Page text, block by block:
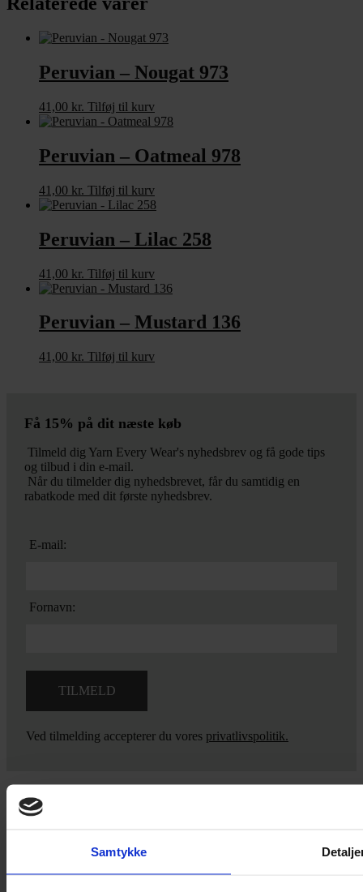
Samtykke
Peruvian – Nougat 973
41,00 kr. Tilføj til kurv
Peruvian – Oatmeal 978
41,00 kr. Tilføj til kurv
Peruvian – Lilac 258
41,00 kr. Tilføj til kurv
Peruvian – Mustard 136
41,00 kr. Tilføj til kurv
Få 15% på dit næste køb
Tilmeld dig Yarn Every Wear's nyhedsbrev og få gode tips
og tilbud i din e-mail.
Når du tilmelder dig nyhedsbrevet, får du samtidig en
rabatkode med dit første nyhedsbrev.
E-mail:
Fornavn:
Ved tilmelding accepterer du vores privatlivspolitik.
Yarn Every Wear
Hvis du bøvler med noget eller ønsker ny inspiration, så skriv til